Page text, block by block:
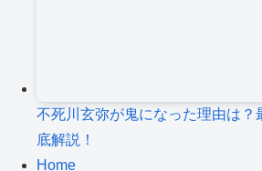
不死川玄弥が鬼になった理由は？
底解説！
Home